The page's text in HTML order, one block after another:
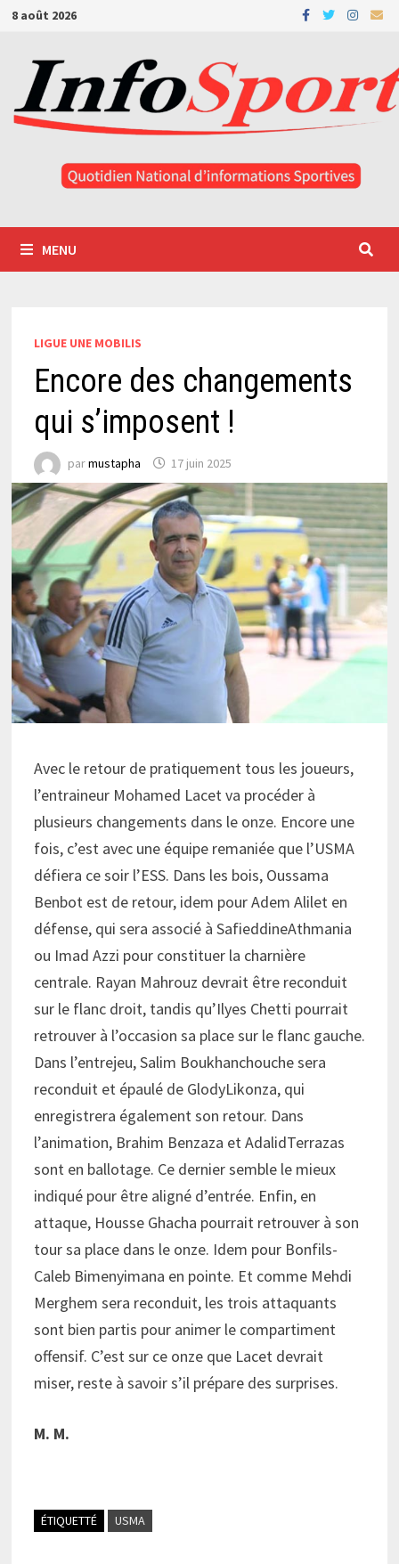
Passer
contenu
8 août 2026
MENU
LIGUE UNE MOBILIS
Encore des changements
qui s’imposent !
parmustapha 17 juin 2025
Avec le retour de pratiquement tous les joueurs,
l’entraineur Mohamed Lacet va procéder à
plusieurs changements dans le onze. Encore une
fois, c’est avec une équipe remaniée que l’USMA
défiera ce soir l’ESS. Dans les bois, Oussama
Benbot est de retour, idem pour Adem Alilet en
défense, qui sera associé à SafieddineAthmania
ou Imad Azzi pour constituer la charnière
centrale. Rayan Mahrouz devrait être reconduit
sur le flanc droit, tandis qu’Ilyes Chetti pourrait
retrouver à l’occasion sa place sur le flanc gauche.
Dans l’entrejeu, Salim Boukhanchouche sera
reconduit et épaulé de GlodyLikonza, qui
enregistrera également son retour. Dans
l’animation, Brahim Benzaza et AdalidTerrazas
sont en ballotage. Ce dernier semble le mieux
indiqué pour être aligné d’entrée. Enfin, en
attaque, Housse Ghacha pourrait retrouver à son
tour sa place dans le onze. Idem pour Bonfils-
Caleb Bimenyimana en pointe. Et comme Mehdi
Merghem sera reconduit, les trois attaquants
sont bien partis pour animer le compartiment
offensif. C’est sur ce onze que Lacet devrait
miser, reste à savoir s’il prépare des surprises.
M. M.
ÉTIQUETTÉ USMA